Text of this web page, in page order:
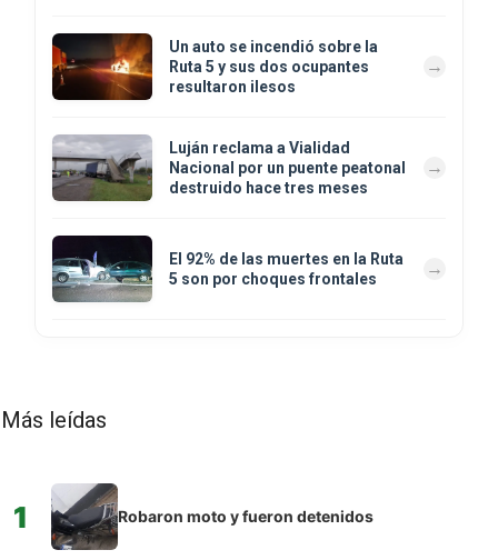
Un auto se incendió sobre la
Ruta 5 y sus dos ocupantes
resultaron ilesos
Luján reclama a Vialidad
Nacional por un puente peatonal
destruido hace tres meses
El 92% de las muertes en la Ruta
5 son por choques frontales
Más leídas
1 Robaron moto y fueron detenidos